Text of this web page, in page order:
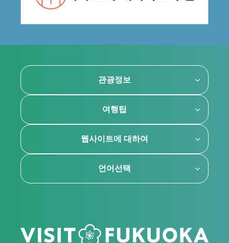
관광정보
여행팁
웹사이트에 대하여
언어선택